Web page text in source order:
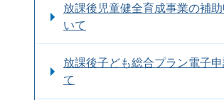
放課後児童健全育成事業の補
いて
放課後子ども総合プラン電子
て